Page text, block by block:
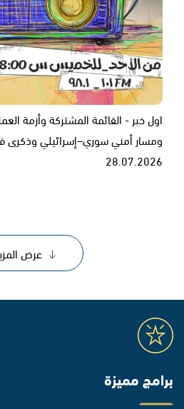
اول خبر - القائمة المشتركة وأزمة
ومسار أمني سوري–إسرائيلي
28.07.2026
عرض
برامج مميزة